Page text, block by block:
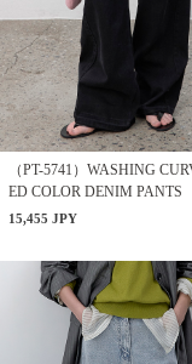
（PT-5741）WASHING
ED COLOR DENIM PANTS
15,455 JPY